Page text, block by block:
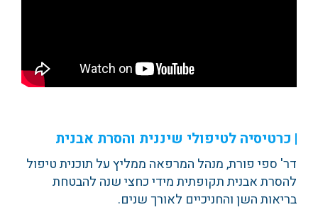
כרטיסיה לטיפולי שיננית והסרת אבנית
דר' ספי פורת, מנהל המרפאה ממליץ על תוכנית טיפול
להסרת אבנית תקופתית מידי כחצי שנה להבטחת
בריאות השן והחניכיים לאורך שנים.